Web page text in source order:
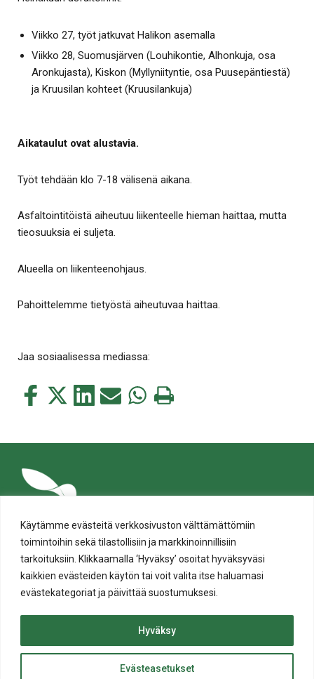
Käytämme evästeitä verkkosivuston välttämättömiin
toimintoihin sekä tilastollisiin ja markkinoinnillisiin
tarkoituksiin. Klikkaamalla ‘Hyväksy’ osoitat hyväksyväsi
kaikkien evästeiden käytön tai voit valita itse haluamasi
evästekategoriat ja päivittää suostumuksesi.
Evästeasetukset
Hyväksy
Viikko 27, työt jatkuvat Halikon asemalla
Viikko 28, Suomusjärven (Louhikontie, Alhonkuja, osa
Aronkujasta), Kiskon (Myllyniityntie, osa Puusepäntiestä)
ja Kruusilan kohteet (Kruusilankuja)
Aikataulut ovat alustavia.
Työt tehdään klo 7-18 välisenä aikana.
Asfaltointitöistä aiheutuu liikenteelle hieman haittaa, mutta
tieosuuksia ei suljeta.
Alueella on liikenteenohjaus.
Pahoittelemme tietyöstä aiheutuvaa haittaa.
Jaa sosiaalisessa mediassa:
Jaa
Jaa
Jaa Jaa Jaa Tulosta